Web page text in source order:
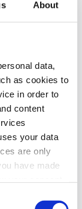
About
data,
as cookies to
in order to
content
your data
are only
have made
och leder det
tid till den
Opinion